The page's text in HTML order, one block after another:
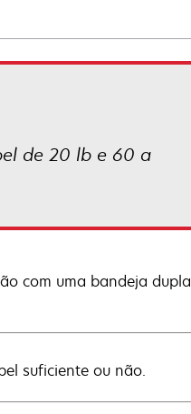
de 20 lb e 60 a
com uma bandeja dupla
suficiente ou não.